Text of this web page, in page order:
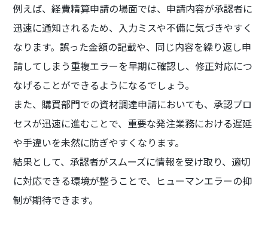
例えば、経費精算申請の場面では、申請内容が承認者に
迅速に通知されるため、入力ミスや不備に気づきやすく
なります。誤った金額の記載や、同じ内容を繰り返し申
請してしまう重複エラーを早期に確認し、修正対応につ
なげることができるようになるでしょう。
また、購買部門での資材調達申請においても、承認プロ
セスが迅速に進むことで、重要な発注業務における遅延
や手違いを未然に防ぎやすくなります。
結果として、承認者がスムーズに情報を受け取り、適切
に対応できる環境が整うことで、ヒューマンエラーの抑
制が期待できます。